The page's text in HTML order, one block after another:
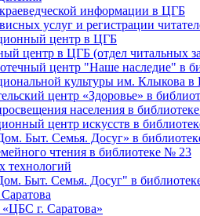
информации в ЦГБ
услуг и регистрации
центр в ЦГБ
центр в ЦГБ (отдел читальных
центр "Наше наследие" в
культуры им. Клыкова
центр «Здоровье» в
населения в
центр искусств в
Быт. Семья. Досуг» в
чтения в библиотеке № 23
технологий
Быт. Семья. Досуг" в
г. Саратова»